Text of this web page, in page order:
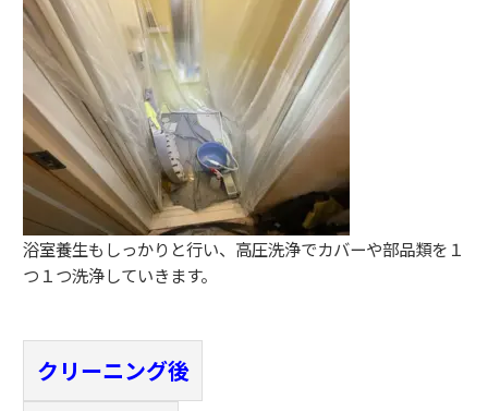
浴室養生もしっかりと行い、高圧洗浄でカバーや部品類を１
つ１つ洗浄していきます。
クリーニング後